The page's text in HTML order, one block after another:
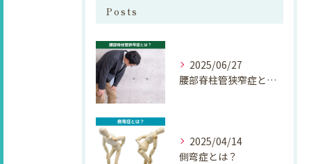
Posts
2025/06/27
腰部脊柱管狭窄症とは？
2025/04/14
側弯症とは？